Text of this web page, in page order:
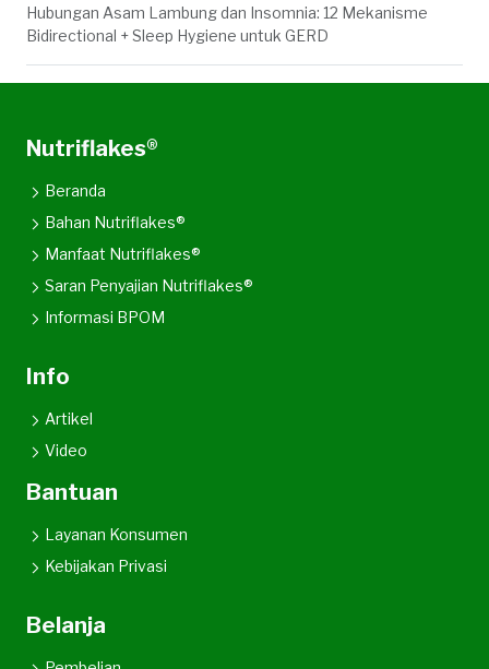
Hubungan Asam Lambung dan Insomnia: 12 Mekanisme
Bidirectional + Sleep Hygiene untuk GERD
Nutriflakes®
Beranda
Bahan Nutriflakes®
Manfaat Nutriflakes®
Saran Penyajian Nutriflakes®
Informasi BPOM
Info
Artikel
Video
Bantuan
Layanan Konsumen
Kebijakan Privasi
Belanja